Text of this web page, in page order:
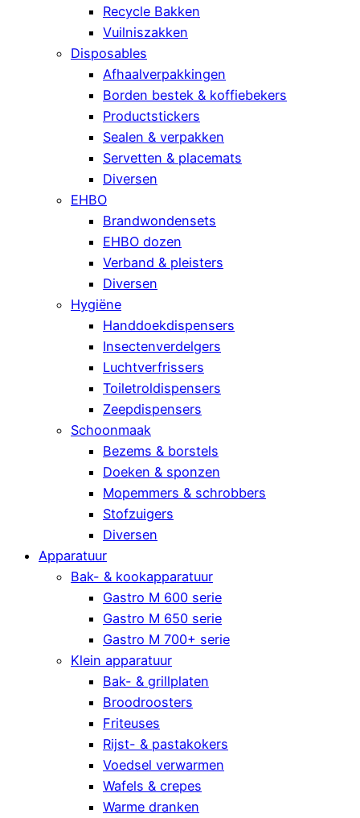
Recycle Bakken
Vuilniszakken
Disposables
Afhaalverpakkingen
Borden bestek & koffiebekers
Productstickers
Sealen & verpakken
Servetten & placemats
Diversen
EHBO
Brandwondensets
EHBO dozen
Verband & pleisters
Diversen
Hygiëne
Handdoekdispensers
Insectenverdelgers
Luchtverfrissers
Toiletroldispensers
Zeepdispensers
Schoonmaak
Bezems & borstels
Doeken & sponzen
Mopemmers & schrobbers
Stofzuigers
Diversen
Apparatuur
Bak- & kookapparatuur
Gastro M 600 serie
Gastro M 650 serie
Gastro M 700+ serie
Klein apparatuur
Bak- & grillplaten
Broodroosters
Friteuses
Rijst- & pastakokers
Voedsel verwarmen
Wafels & crepes
Warme dranken